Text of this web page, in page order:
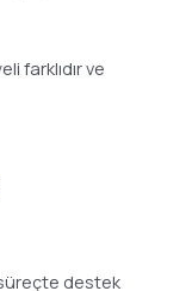
farklıdır ve
süreçte destek